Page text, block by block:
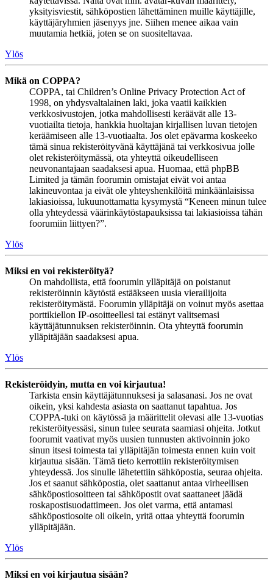
yksityisviestit, sähköpostien lähettäminen muille käyttäjille,
käyttäjäryhmien jäsenyys jne. Siihen menee aikaa vain
muutamia hetkiä, joten se on suositeltavaa.
Ylös
Mikä on COPPA?
COPPA, tai Children’s Online Privacy Protection Act of
1998, on yhdysvaltalainen laki, joka vaatii kaikkien
verkkosivustojen, jotka mahdollisesti keräävät alle 13-
vuotiailta tietoja, hankkia huoltajan kirjallisen luvan tietojen
keräämiseen alle 13-vuotiaalta. Jos olet epävarma koskeeko
tämä sinua rekisteröityvänä käyttäjänä tai verkkosivua jolle
olet rekisteröitymässä, ota yhteyttä oikeudelliseen
neuvonantajaan saadaksesi apua. Huomaa, että phpBB
Limited ja tämän foorumin omistajat eivät voi antaa
lakineuvontaa ja eivät ole yhteyshenkilöitä minkäänlaisissa
lakiasioissa, lukuunottamatta kysymystä “Keneen minun tulee
olla yhteydessä väärinkäytöstapauksissa tai lakiasioissa tähän
foorumiin liittyen?”.
Ylös
Miksi en voi rekisteröityä?
On mahdollista, että foorumin ylläpitäjä on poistanut
rekisteröinnin käytöstä estääkseen uusia vierailijoita
rekisteröitymästä. Foorumin ylläpitäjä on voinut myös asettaa
porttikiellon IP-osoitteellesi tai estänyt valitsemasi
käyttäjätunnuksen rekisteröinnin. Ota yhteyttä foorumin
ylläpitäjään saadaksesi apua.
Ylös
Rekisteröidyin, mutta en voi kirjautua!
Tarkista ensin käyttäjätunnuksesi ja salasanasi. Jos ne ovat
oikein, yksi kahdesta asiasta on saattanut tapahtua. Jos
COPPA-tuki on käytössä ja määrittelit olevasi alle 13-vuotias
rekisteröityessäsi, sinun tulee seurata saamiasi ohjeita. Jotkut
foorumit vaativat myös uusien tunnusten aktivoinnin joko
sinun itsesi toimesta tai ylläpitäjän toimesta ennen kuin voit
kirjautua sisään. Tämä tieto kerrottiin rekisteröitymisen
yhteydessä. Jos sinulle lähetettiin sähköpostia, seuraa ohjeita.
Jos et saanut sähköpostia, olet saattanut antaa virheellisen
sähköpostiosoitteen tai sähköpostit ovat saattaneet jäädä
roskapostisuodattimeen. Jos olet varma, että antamasi
sähköpostiosoite oli oikein, yritä ottaa yhteyttä foorumin
ylläpitäjään.
Ylös
Miksi en voi kirjautua sisään?